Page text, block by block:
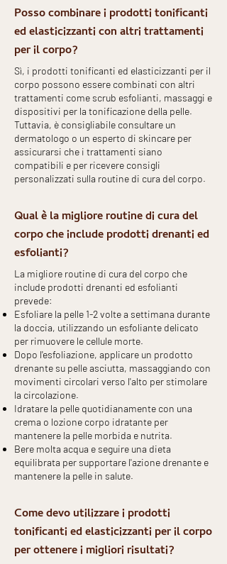
Posso combinare i prodotti tonificanti
ed elasticizzanti con altri trattamenti
per il corpo?
Sì, i prodotti tonificanti ed elasticizzanti per il
corpo possono essere combinati con altri
trattamenti come scrub esfolianti, massaggi e
dispositivi per la tonificazione della pelle.
Tuttavia, è consigliabile consultare un
dermatologo o un esperto di skincare per
assicurarsi che i trattamenti siano
compatibili e per ricevere consigli
personalizzati sulla routine di cura del corpo.
Qual è la migliore routine di cura del
corpo che include prodotti drenanti ed
esfolianti?
La migliore routine di cura del corpo che
include prodotti drenanti ed esfolianti
prevede:
Esfoliare la pelle 1-2 volte a settimana durante
la doccia, utilizzando un esfoliante delicato
per rimuovere le cellule morte.
Dopo l'esfoliazione, applicare un prodotto
drenante su pelle asciutta, massaggiando con
movimenti circolari verso l'alto per stimolare
la circolazione.
Idratare la pelle quotidianamente con una
crema o lozione corpo idratante per
mantenere la pelle morbida e nutrita.
Bere molta acqua e seguire una dieta
equilibrata per supportare l'azione drenante e
mantenere la pelle in salute.
Come devo utilizzare i prodotti
tonificanti ed elasticizzanti per il corpo
per ottenere i migliori risultati?